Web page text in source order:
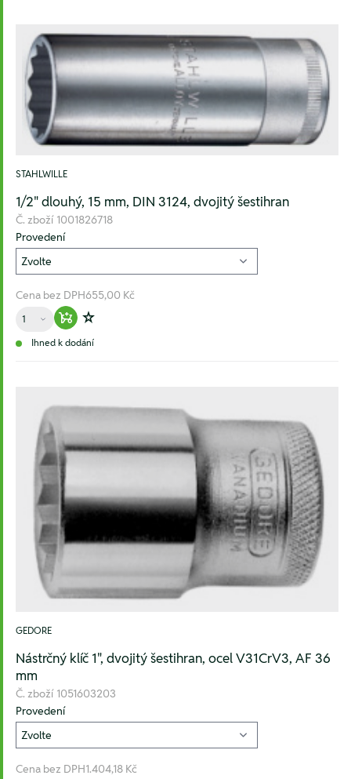
STAHLWILLE
1/2" dlouhý, 15 mm, DIN 3124, dvojitý šestihran
Č. zboží 1001826718
Provedení
Cena bez DPH655,00 Kč
Množství
Warenkorb hinzufügen
Zur Wunschliste hinzufügen
Ihned k dodání
GEDORE
Nástrčný klíč 1", dvojitý šestihran, ocel V31CrV3, AF 36
mm
Č. zboží 1051603203
Provedení
Cena bez DPH1.404,18 Kč